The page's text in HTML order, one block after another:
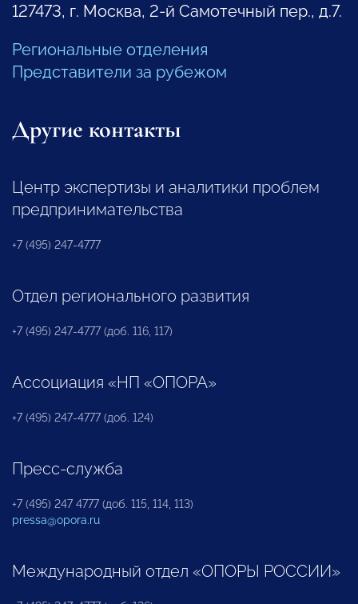
127473, г. Москва, 2-й Самотечный пер., д.7.
Региональные отделения
Представители за рубежом
Другие контакты
Центр экспертизы и аналитики проблем
предпринимательства
+7 (495) 247-4777
Отдел регионального развития
+7 (495) 247-4777 (доб. 116, 117)
Ассоциация «НП «ОПОРА»
+7 (495) 247-4777 (доб. 124)
Пресс-служба
+7 (495) 247 4777 (доб. 115, 114, 113)
pressa@opora.ru
Международный отдел «ОПОРЫ РОССИИ»